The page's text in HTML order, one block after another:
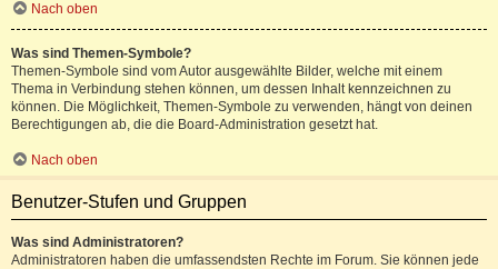
Nach oben
Was sind Themen-Symbole?
Themen-Symbole sind vom Autor ausgewählte Bilder, welche mit einem
Thema in Verbindung stehen können, um dessen Inhalt kennzeichnen zu
können. Die Möglichkeit, Themen-Symbole zu verwenden, hängt von deinen
Berechtigungen ab, die die Board-Administration gesetzt hat.
Nach oben
Benutzer-Stufen und Gruppen
Was sind Administratoren?
Administratoren haben die umfassendsten Rechte im Forum. Sie können jede